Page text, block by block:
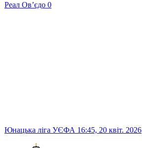
Реал Ов’єдо 0
Юнацька ліга УЄФА 16:45, 20 квіт. 2026